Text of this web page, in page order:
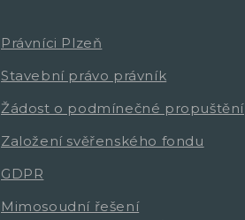
Právníci Plzeň
Stavební právo právník
Žádost o podmínečné propuštění
Založení svěřenského fondu
GDPR
Mimosoudní řešení